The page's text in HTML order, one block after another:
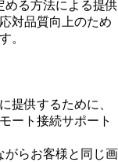
める方法による提供
対品質向上のため
。
提供するために、
ート接続サポート
がらお客様と同じ画